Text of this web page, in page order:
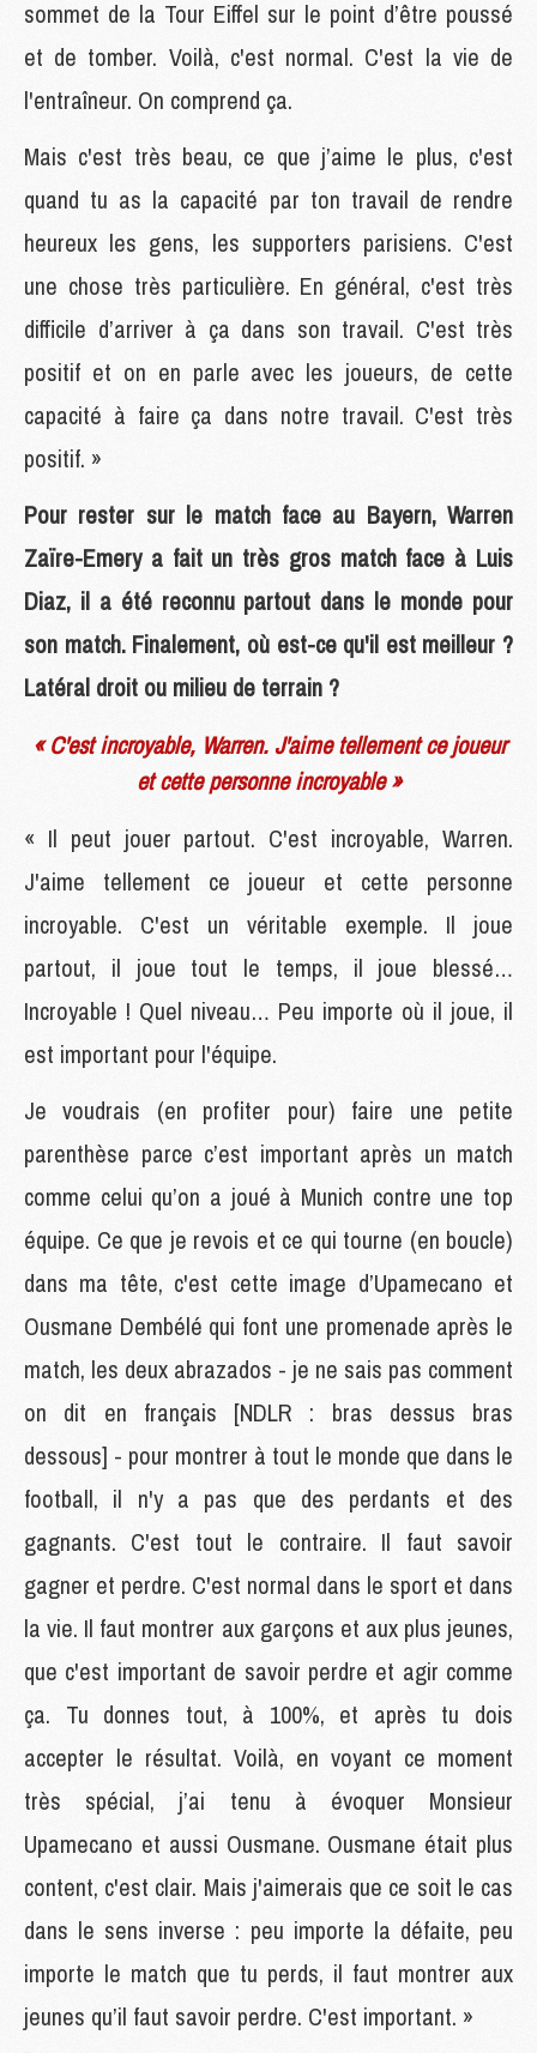
sommet de la Tour Eiffel sur le point d’être poussé
et de tomber. Voilà, c'est normal. C'est la vie de
l'entraîneur. On comprend ça.
Mais c'est très beau, ce que j’aime le plus, c'est
quand tu as la capacité par ton travail de rendre
heureux les gens, les supporters parisiens. C'est
une chose très particulière. En général, c'est très
difficile d’arriver à ça dans son travail. C'est très
positif et on en parle avec les joueurs, de cette
capacité à faire ça dans notre travail. C'est très
positif. »
Pour rester sur le match face au Bayern, Warren
Zaïre-Emery a fait un très gros match face à Luis
Diaz, il a été reconnu partout dans le monde pour
son match. Finalement, où est-ce qu'il est meilleur ?
Latéral droit ou milieu de terrain ?
« C'est incroyable, Warren. J'aime tellement ce joueur
et cette personne incroyable »
« Il peut jouer partout. C'est incroyable, Warren.
J'aime tellement ce joueur et cette personne
incroyable. C'est un véritable exemple. Il joue
partout, il joue tout le temps, il joue blessé…
Incroyable ! Quel niveau… Peu importe où il joue, il
est important pour l'équipe.
Je voudrais (en profiter pour) faire une petite
parenthèse parce c’est important après un match
comme celui qu’on a joué à Munich contre une top
équipe. Ce que je revois et ce qui tourne (en boucle)
dans ma tête, c'est cette image d’Upamecano et
Ousmane Dembélé qui font une promenade après le
match, les deux abrazados - je ne sais pas comment
on dit en français [NDLR : bras dessus bras
dessous] - pour montrer à tout le monde que dans le
football, il n'y a pas que des perdants et des
gagnants. C'est tout le contraire. Il faut savoir
gagner et perdre. C'est normal dans le sport et dans
la vie. Il faut montrer aux garçons et aux plus jeunes,
que c'est important de savoir perdre et agir comme
ça. Tu donnes tout, à 100%, et après tu dois
accepter le résultat. Voilà, en voyant ce moment
très spécial, j’ai tenu à évoquer Monsieur
Upamecano et aussi Ousmane. Ousmane était plus
content, c'est clair. Mais j'aimerais que ce soit le cas
dans le sens inverse : peu importe la défaite, peu
importe le match que tu perds, il faut montrer aux
jeunes qu’il faut savoir perdre. C'est important. »